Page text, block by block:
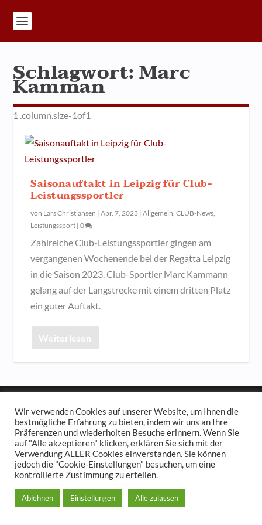
Schlagwort:Marc
Kamman
Saisonauftakt in Leipzig für Club-
Leistungssportler
von Lars Christiansen |Apr. 7, 2023 |Allgemein,CLUB-News,
Leistungssport |0
Zahlreiche Club-Leistungssportler gingen am
vergangenen Wochenende bei der Regatta Leipzig
in die Saison 2023. Club-Sportler Marc Kammann
gelang auf der Langstrecke mit einem dritten Platz
ein guter Auftakt.
Weiterlesen
Impressum und Spendenkonto Datenschutzerklärung
Wir verwenden Cookies auf unserer Website, um Ihnen die
bestmögliche Erfahrung zu bieten, indem wir uns an Ihre
Präferenzen und wiederholten Besuche erinnern. Wenn Sie
auf "Alle akzeptieren" klicken, erklären Sie sich mit der
Verwendung ALLER Cookies einverstanden. Sie können
jedoch die "Cookie-Einstellungen" besuchen, um eine
kontrollierte Zustimmung zu erteilen.
Ablehnen Einstellungen Alle zulassen